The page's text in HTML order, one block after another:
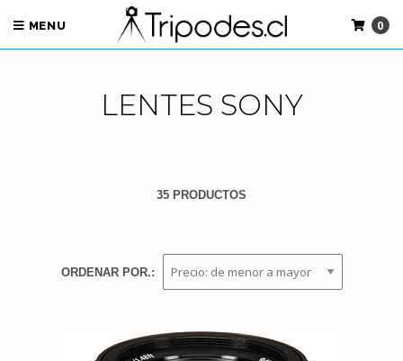
MENU 0
LENTES SONY
35 PRODUCTOS
ORDENAR POR.: